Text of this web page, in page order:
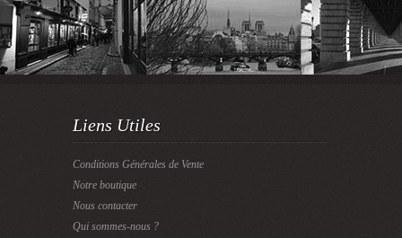
Liens Utiles
Conditions Générales de Vente
Notre boutique
Nous contacter
Qui sommes-nous ?